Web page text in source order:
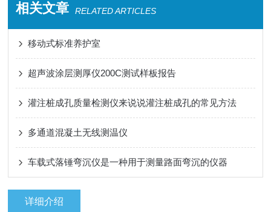
相关文章 RELATED ARTICLES
移动式标准养护室
超声波涂层测厚仪200C测试样板报告
灌注桩成孔质量检测仪来说说灌注桩成孔的常见方法
多通道混凝土无线测温仪
车载式落锤弯沉仪是一种用于测量路面弯沉的仪器
详细介绍